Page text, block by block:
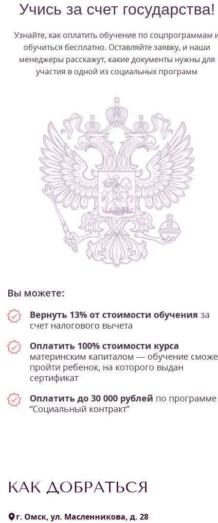
Учись за счет государства!
Узнайте, как оплатить обучение по соцпрограммам
обучиться бесплатно. Оставляйте заявку, и наши
менеджеры расскажут, какие документы нужны для
участия в одной из социальных программ
Вы можете:
Вернуть 13% от стоимости обучения за
счет налогового вычета
Оплатить 100% стоимости курса
материнским капиталом — обучение
пройти ребенок, на которого выдан
сертификат
Оплатить до 30 000 рублей по программе
“Социальный контракт”
КАК ДОБРАТЬСЯ
г. Омск, ул. Масленникова, д. 28